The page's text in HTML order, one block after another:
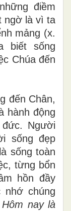
điềm
ngờ là vì ta
mảng (x.
biết sống
Chúa đến
đến Chân,
hành động
Người
sống đẹp
sống toàn
từng bổn
hồn đầy
nhớ chúng
nay là